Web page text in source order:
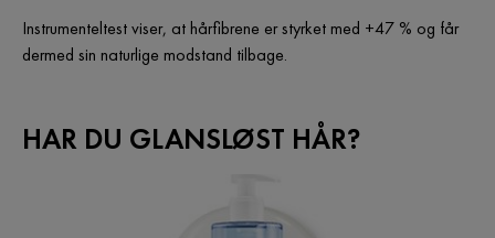
Instrumenteltest viser, at hårfibrene er styrket med +47 % og får
dermed sin naturlige modstand tilbage.
HAR DU GLANSLØST HÅR?